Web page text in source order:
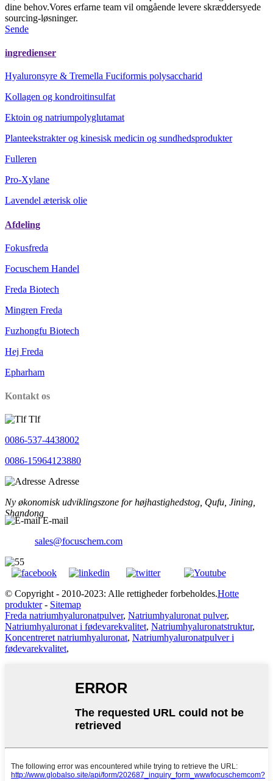
dine behov.Vores erfarne team vil omgående levere skræddersyede
sourcing-løsninger.
Sende
ingredienser
Hyaluronsyre & Tremella Fuciformis polysaccharid
Kollagen og kondroitinsulfat
Ektoin og natriumpolyglutamat
Planteekstrakter og kinesisk medicin og sundhedsprodukter
Fulleren
Pro-Xylane
Lavendel æterisk olie
Afdeling
Fokusfreda
Focuschem Handel
Freda Biotech
Mingren Freda
Fuzhongfu Biotech
Hej Freda
Epharham
Kontakt os
Tlf
0086-537-4438002
0086-15964123880
Adresse
Ny økonomisk udviklingszone for højhastighedstog, Qufu, Jining,
Shandong
E-mail
sales@focuschem.com
© Copyright - 2010-2023: Alle rettigheder forbeholdes.Hotte
produkter- Sitemap
Freda natriumhyaluronatpulver, Natriumhyaluronat pulver,
Natriumhyaluronat i fødevarekvalitet, Natriumhyaluronatstruktur,
Koncentreret natriumhyaluronat, Natriumhyaluronatpulver i
fødevarekvalitet,